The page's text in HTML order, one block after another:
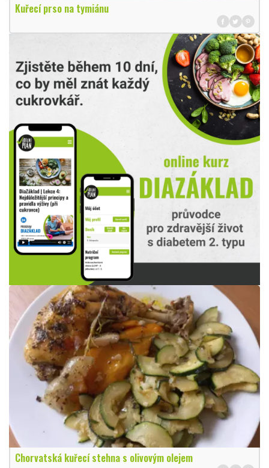
Kuřecí prso na tymiánu
Chorvatská kuřecí stehna s olivovým olejem